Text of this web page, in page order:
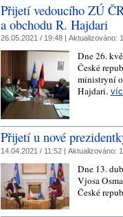
Přijetí vedoucího ZÚ
a obchodu R. Hajdari
26.05.2021 / 19:48 | Aktualizováno:
Dne 26.
České
ministryní
Hajdari.
Přijetí u nové
14.04.2021 / 11:52 | Aktualizováno:
Dne 13.
Vjosa
České